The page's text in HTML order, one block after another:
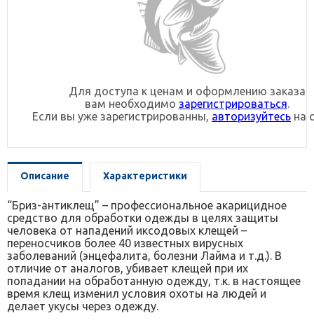
Для доступа к ценам и оформлению заказа
вам необходимо зарегистрироваться.
Если вы уже зарегистрированны, авторизуйтесь на
Описание Характеристики
“Бриз-антиклещ” – профессиональное акарицидное
средство для обработки одежды в целях защиты
человека от нападений иксодовых клещей –
переносчиков более 40 известных вирусных
заболеваний (энцефалита, болезни Лайма и т.д.). В
отличие от аналогов, убивает клещей при их
попадании на обработанную одежду, т.к. в настоящее
время клещ изменил условия охоты на людей и
делает укусы через одежду.